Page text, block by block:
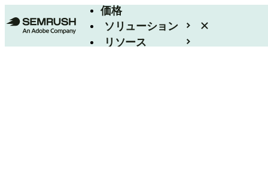
価格
ソリューション
リソース